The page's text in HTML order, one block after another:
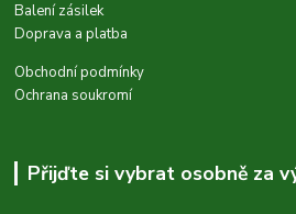
Balení zásilek
Doprava a platba
Obchodní podmínky
Ochrana soukromí
Přijďte si vybrat osobně za